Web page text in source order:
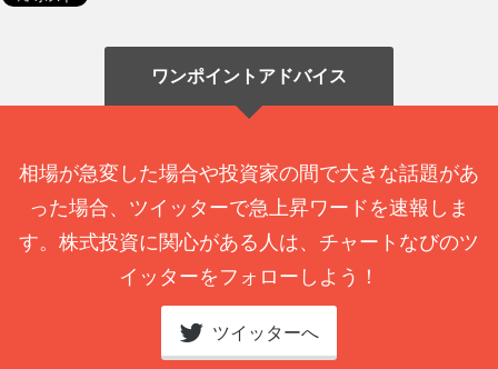
ワンポイントアドバイス
相場が急変した場合や投資家の間で大きな話題があ
った場合、ツイッターで急上昇ワードを速報しま
す。株式投資に関心がある人は、チャートなびのツ
イッターをフォローしよう！
ツイッターへ